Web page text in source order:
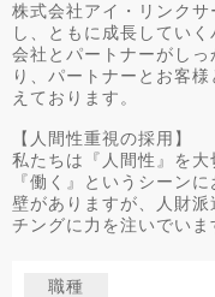
株式会社アイ・リンク
し、ともに成長してい
会社とパートナーがし
り、パートナーとお客
えております。
【人間性重視の採用】
私たちは『人間性』を大
『働く』というシーン
壁がありますが、人財
チングに力を注いでいま
職種